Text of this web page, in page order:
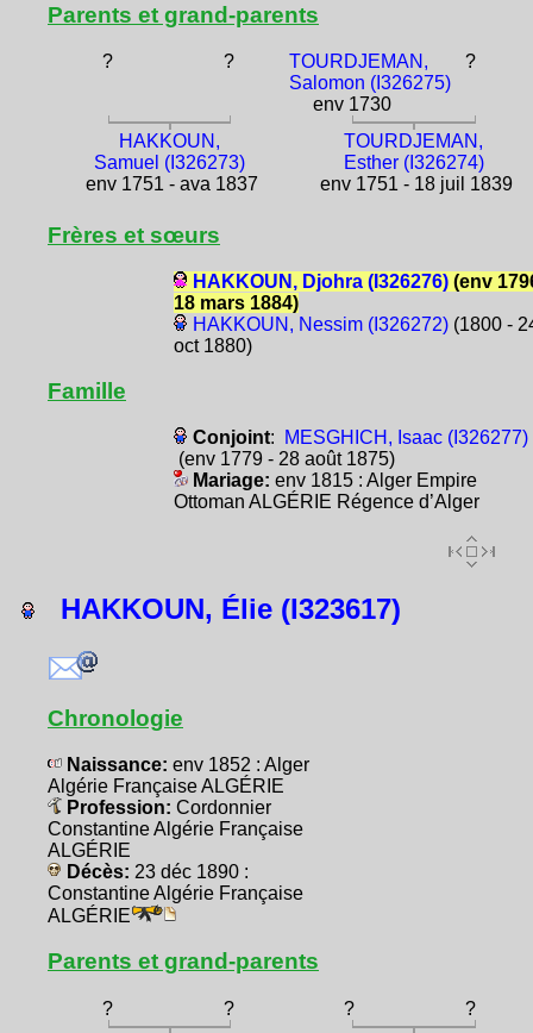
Parents et grand-parents
? ?
TOURDJEMAN,
Salomon (I326275)
env 1730
?
HAKKOUN,
Samuel (I326273)
env 1751 - ava 1837
TOURDJEMAN,
Esther (I326274)
env 1751 - 18 juil 1839
Frères et sœurs
HAKKOUN, Djohra (I326276)(env
18 mars 1884)
HAKKOUN, Nessim (I326272)(1800 -
oct 1880)
Famille
Conjoint:
MESGHICH, Isaac (I326277)
(env 1779 - 28 août 1875)
Mariage: env 1815 : Alger Empire
Ottoman ALGÉRIE Régence d’Alger
HAKKOUN, Élie (I323617)
Chronologie
Naissance: env 1852 : Alger
Algérie Française ALGÉRIE
Profession: Cordonnier
Constantine Algérie Française
ALGÉRIE
Décès: 23 déc 1890 :
Constantine Algérie Française
ALGÉRIE
Parents et grand-parents
? ? ?
?